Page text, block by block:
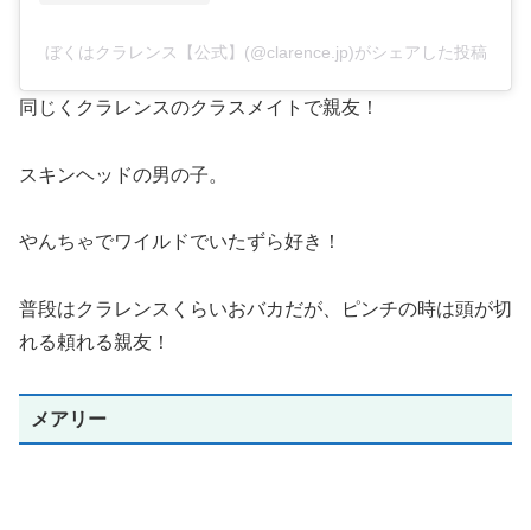
ぼくはクラレンス【公式】(@clarence.jp)がシェアした投稿
同じくクラレンスのクラスメイトで親友！
スキンヘッドの男の子。
やんちゃでワイルドでいたずら好き！
普段はクラレンスくらいおバカだが、ピンチの時は頭が切
れる頼れる親友！
メアリー